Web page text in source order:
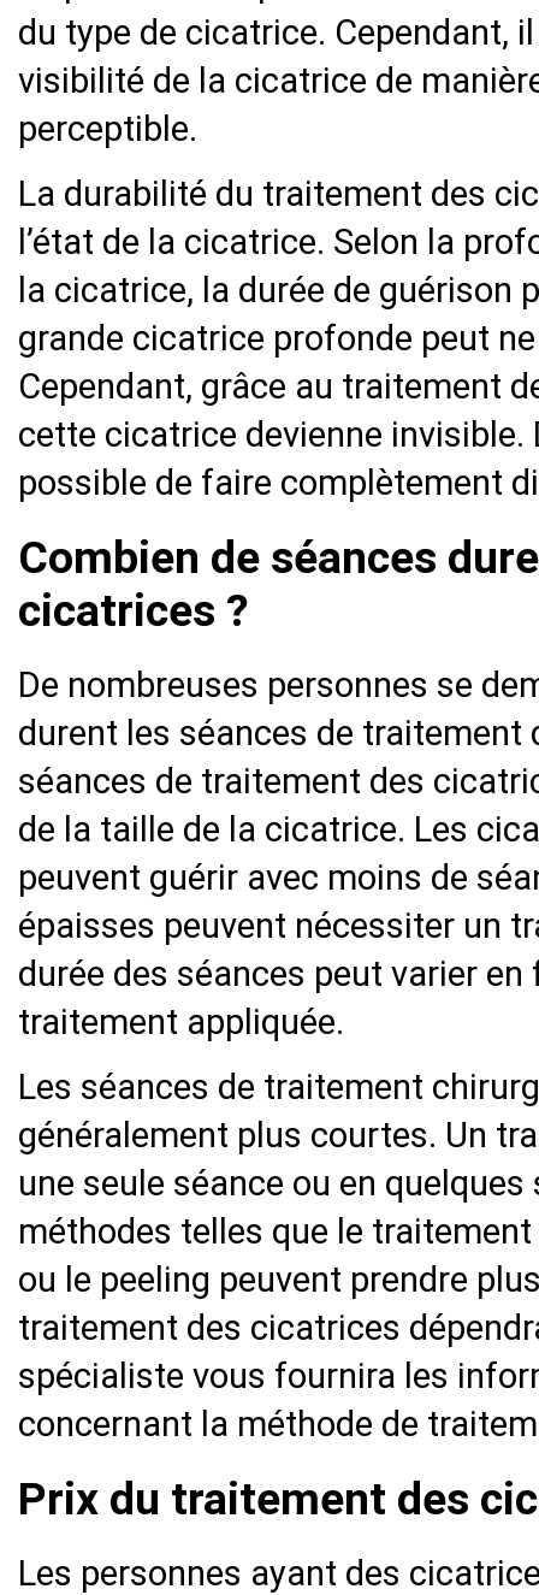
du type de cicatrice. Cependant,
visibilité de la cicatrice de
perceptible.
La durabilité du traitement des
l’état de la cicatrice. Selon la
la cicatrice, la durée de guérison
grande cicatrice profonde peut
Cependant, grâce au traitement
cette cicatrice devienne
possible de faire complètement
Combien de séances
cicatrices ?
De nombreuses personnes se
durent les séances de traitement
séances de traitement des
de la taille de la cicatrice. Les
peuvent guérir avec moins de
épaisses peuvent nécessiter un
durée des séances peut varier
traitement appliquée.
Les séances de traitement
généralement plus courtes. Un
une seule séance ou en
méthodes telles que le
ou le peeling peuvent prendre
traitement des cicatrices
spécialiste vous fournira les
concernant la méthode de
Prix du traitement des
Les personnes ayant des